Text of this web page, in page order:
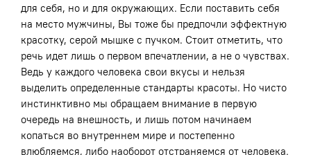
для себя, но и для окружающих. Если поставить себя
на место мужчины, Вы тоже бы предпочли эффектную
красотку, серой мышке с пучком. Стоит отметить, что
речь идет лишь о первом впечатлении, а не о чувствах.
Ведь у каждого человека свои вкусы и нельзя
выделить определенные стандарты красоты. Но чисто
инстинктивно мы обращаем внимание в первую
очередь на внешность, и лишь потом начинаем
копаться во внутреннем мире и постепенно
влюбляемся, либо наоборот отстраняемся от человека.